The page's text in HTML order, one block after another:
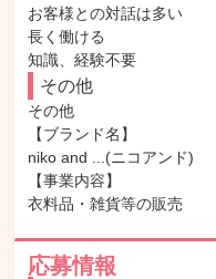
お客様との対話は多い
長く働ける
知識、経験不要
その他
その他
【ブランド名】
niko and ...(ニコアンド)
【事業内容】
衣料品・雑貨等の販売
応募情報